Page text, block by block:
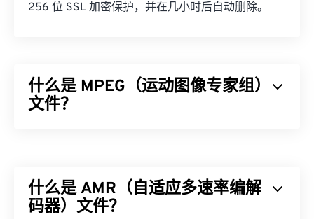
256 位 SSL 加密保护，并在几小时后自动删除。
什么是 MPEG（运动图像专家组）
文件？
好的小型文件。MPEG 文件扩展名与MPEG-1格式最
为接近。
什么是 AMR（自适应多速率编解
码器）文件？